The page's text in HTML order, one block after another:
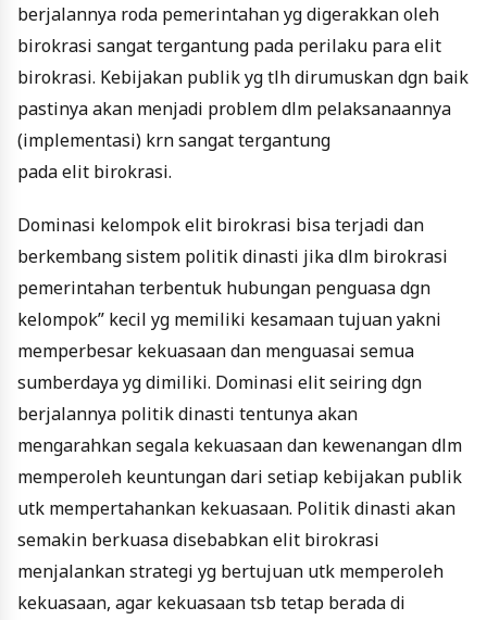
berjalannya roda pemerintahan yg digerakkan oleh
birokrasi sangat tergantung pada perilaku para elit
birokrasi. Kebijakan publik yg tlh dirumuskan dgn baik
pastinya akan menjadi problem dlm pelaksanaannya
(implementasi) krn sangat tergantung
pada elit birokrasi.
Dominasi kelompok elit birokrasi bisa terjadi dan
berkembang sistem politik dinasti jika dlm birokrasi
pemerintahan terbentuk hubungan penguasa dgn
kelompok” kecil yg memiliki kesamaan tujuan yakni
memperbesar kekuasaan dan menguasai semua
sumberdaya yg dimiliki. Dominasi elit seiring dgn
berjalannya politik dinasti tentunya akan
mengarahkan segala kekuasaan dan kewenangan dlm
memperoleh keuntungan dari setiap kebijakan publik
utk mempertahankan kekuasaan. Politik dinasti akan
semakin berkuasa disebabkan elit birokrasi
menjalankan strategi yg bertujuan utk memperoleh
kekuasaan, agar kekuasaan tsb tetap berada di